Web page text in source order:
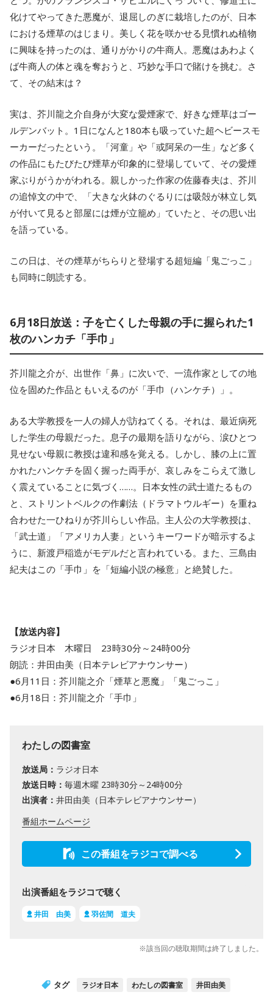
化けてやってきた悪魔が、退屈しのぎに栽培したのが、日本
における煙草のはじまり。美しく花を咲かせる見慣れぬ植物
に興味を持ったのは、通りがかりの牛商人。悪魔はあわよく
ば牛商人の体と魂を奪おうと、巧妙な手口で賭けを挑む。さ
て、その結末は？
実は、芥川龍之介自身が大変な愛煙家で、好きな煙草はゴー
ルデンバット。1日になんと180本も吸っていた超ヘビースモ
ーカーだったという。「河童」や「或阿呆の一生」など多く
の作品にもたびたび煙草が印象的に登場していて、その愛煙
家ぶりがうかがわれる。親しかった作家の佐藤春夫は、芥川
の追悼文の中で、「大きな火鉢のぐるりには吸殻が林立し気
が付いて見ると部屋には煙が立籠め」ていたと、その思い出
を語っている。
この日は、その煙草がちらりと登場する超短編「鬼ごっこ」
も同時に朗読する。
6月18日放送：子を亡くした母親の手に握られた1
枚のハンカチ「手巾」
芥川龍之介が、出世作「鼻」に次いで、一流作家としての地
位を固めた作品ともいえるのが「手巾（ハンケチ）」。
ある大学教授を一人の婦人が訪ねてくる。それは、最近病死
した学生の母親だった。息子の最期を語りながら、涙ひとつ
見せない母親に教授は違和感を覚える。しかし、膝の上に置
かれたハンケチを固く握った両手が、哀しみをこらえて激し
く震えていることに気づく……。日本女性の武士道たるもの
と、ストリントベルクの作劇法（ドラマトウルギー）を重ね
合わせた一ひねりが芥川らしい作品。主人公の大学教授は、
「武士道」「アメリカ人妻」というキーワードが暗示するよ
うに、新渡戸稲造がモデルだと言われている。また、三島由
紀夫はこの「手巾」を「短編小説の極意」と絶賛した。
【放送内容】
ラジオ日本 木曜日 23時30分～24時00分
朗読：井田由美（日本テレビアナウンサー）
●6月11日：芥川龍之介「煙草と悪魔」「鬼ごっこ」
●6月18日：芥川龍之介「手巾」
わたしの図書室
放送局： ラジオ日本
放送日時： 毎週木曜 23時30分～24時00分
出演者： 井田由美（日本テレビアナウンサー）
番組ホームページ
この番組をラジコで調べる
出演番組をラジコで聴く
井田 由美 羽佐間 道夫
※該当回の聴取期間は終了しました。
タグ ラジオ日本 わたしの図書室 井田由美